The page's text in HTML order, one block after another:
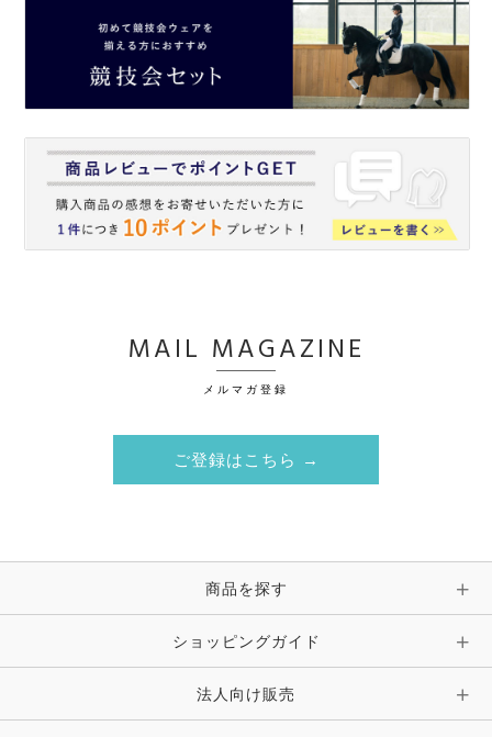
MAIL MAGAZINE
メルマガ登録
ご登録はこちら →
商品を探す
ショッピングガイド
法人向け販売